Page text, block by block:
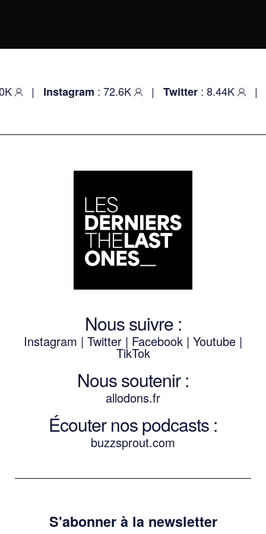
: 72.6K |Twitter : 8.44K |Youtube :
Nous suivre :
Instagram | Twitter | Facebook | Youtube |
TikTok
Nous soutenir :
allodons.fr
Écouter nos podcasts :
buzzsprout.com
S'abonner à la newsletter